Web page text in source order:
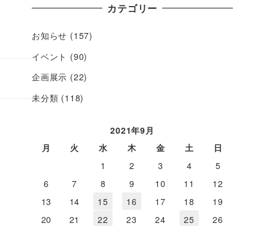
カテゴリー
お知らせ (157)
イベント (90)
企画展示 (22)
未分類 (118)
2021年9月
月
火 水 木 金 土
日
1
2 3 4
5
6
7 8 9 10 11
12
13
14 15 16 17 18
19
20
21 22 23 24 25
26